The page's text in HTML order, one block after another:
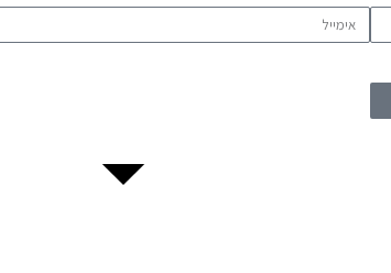
אימייל